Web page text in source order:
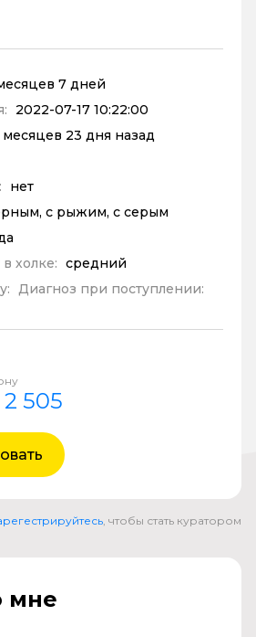
7 дней
2022-07-17 10:22:00
месяцев 23 дня назад
нет
с рыжим, с серым
холке: средний
Диагноз при поступлении:
505
, чтобы стать куратором
мне